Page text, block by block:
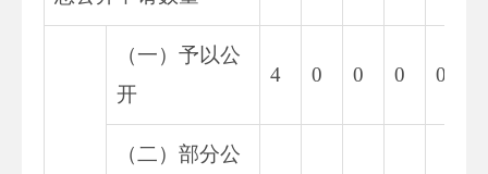
（一）予以公
开
4 0 0 0 0
（二）部分公